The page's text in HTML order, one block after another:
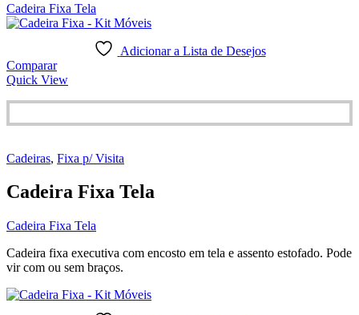
Cadeira Fixa Tela
Adicionar a Lista de Desejos
Comparar
Quick View
Cadeiras, Fixa p/ Visita
Cadeira Fixa Tela
Cadeira Fixa Tela
Cadeira fixa executiva com encosto em tela e assento estofado. Pode
vir com ou sem braços.